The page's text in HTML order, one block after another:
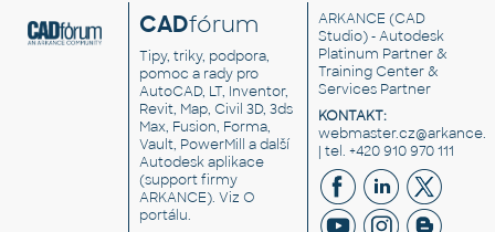
CADfórum
Tipy, triky, podpora,
pomoc a rady pro
AutoCAD, LT, Inventor,
Revit, Map, Civil 3D, 3ds
Max, Fusion, Forma,
Vault, PowerMill a další
Autodesk aplikace
(support firmy
ARKANCE). VizO
portálu.
ARKANCE (CAD
Studio) - Autodesk
Platinum Partner &
Training Center &
Services Partner
KONTAKT:
| tel. +420 910 970 111